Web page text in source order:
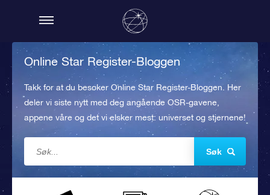
Online Star Register-Bloggen
Takk for at du besøker Online Star Register-Bloggen. Her
deler vi siste nytt med deg angående OSR-gavene,
appene våre og det vi elsker mest: universet og stjernene!
Søk